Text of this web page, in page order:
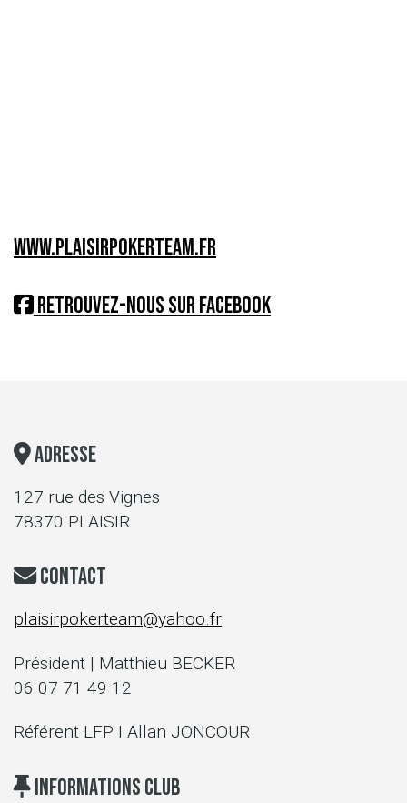
www.plaisirpokerteam.fr
Retrouvez-nous sur Facebook
Adresse
127 rue des Vignes
78370 PLAISIR
Contact
plaisirpokerteam@yahoo.fr
Président | Matthieu BECKER
06 07 71 49 12
Référent LFP I Allan JONCOUR
Informations Club